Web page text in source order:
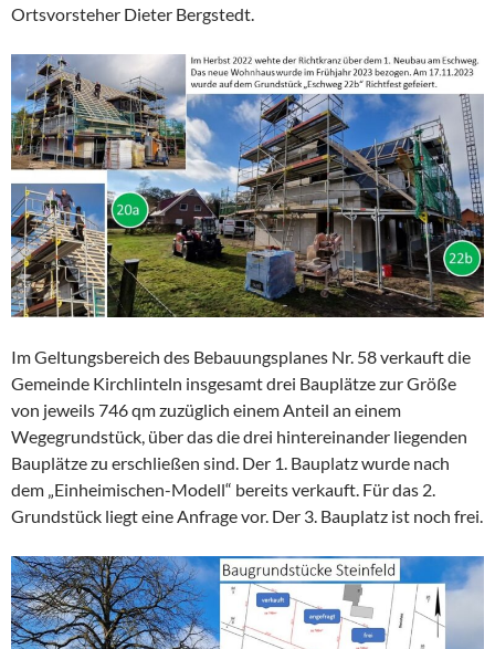
Ortsvorsteher Dieter Bergstedt.
Im Geltungsbereich des Bebauungsplanes Nr. 58 verkauft die
Gemeinde Kirchlinteln insgesamt drei Bauplätze zur Größe
von jeweils 746 qm zuzüglich einem Anteil an einem
Wegegrundstück, über das die drei hintereinander liegenden
Bauplätze zu erschließen sind. Der 1. Bauplatz wurde nach
dem „Einheimischen-Modell“ bereits verkauft. Für das 2.
Grundstück liegt eine Anfrage vor. Der 3. Bauplatz ist noch frei.